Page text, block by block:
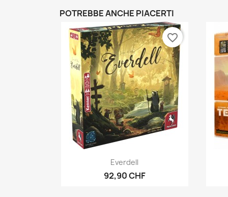
POTREBBE ANCHE PIACERTI
Anteprima
Everdell
92,90 CHF
favorite_border